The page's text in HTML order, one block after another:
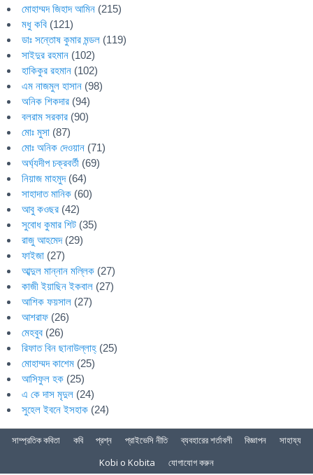
মোহাম্মদ জিহাদ আমিন (215)
মধু কবি (121)
ডাঃ সন্তোষ কুমার মন্ডল (119)
সাইদুর রহমান (102)
হাকিকুর রহমান (102)
এম নাজমুল হাসান (98)
অনিক শিকদার (94)
বলরাম সরকার (90)
মোঃ মুসা (87)
মোঃ অনিক দেওয়ান (71)
অর্ঘ্যদীপ চক্রবর্তী (69)
নিয়াজ মাহমুদ(64)
সাহাদাত মানিক (60)
আবু কওছর (42)
সুবোধ কুমার শিট (35)
রাজু আহমেদ(29)
ফাইজা (27)
আব্দুল মান্নান মল্লিক (27)
কাজী ইয়াছিন ইকবাল (27)
আশিক ফয়সাল (27)
আশরাফ (26)
মেহবুব (26)
রিফাত বিন ছানাউল্লাহ্ (25)
মোহাম্মদ কাশেম (25)
আসিফুল হক (25)
এ কে দাস মৃদুল (24)
সুহেল ইবনে ইসহাক (24)
সাম্প্রতিক কবিতা কবি প্রশ্ন প্রাইভেসি নীতি ব্যবহারের শর্তাবলী বিজ্ঞাপন
সাহায্য
Kobi o Kobita
যোগাযোগ করুন